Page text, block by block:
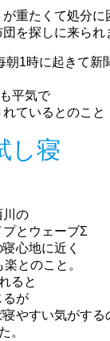
重たくて処分に
を探しに来られ
朝1時に起きて新
平気で
ているとのこと
し寝
川の
プとウェーブΣ
心地に近く
とのこと。
ると
るが
やすい気がする
。